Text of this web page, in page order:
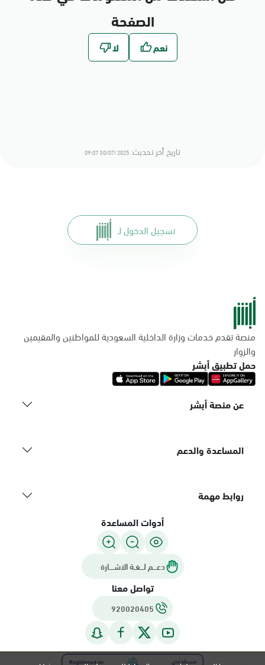
الصفحة
تاريخ أخر تحديث: 30/07/2025 09:07
تسجيل الدخول لـ
منصة تقدم خدمات وزارة الداخلية السعودية للمواطنين والمقيمين
والزوار
حمل تطبيق أبشر
عن منصة أبشر
المساعدة والدعم
روابط مهمة
أدوات المساعدة
دعـــم لـــغـة الاشــــارة
تواصل معنا
920020405